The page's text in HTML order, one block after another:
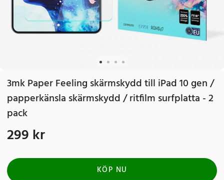
3mk Paper Feeling skärmskydd till iPad 10 gen /
papperkänsla skärmskydd / ritfilm surfplatta - 2
pack
Pris:299 kr
299 kr
KÖP NU